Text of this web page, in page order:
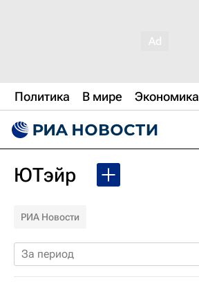
Политика В мире Экономика
ЮТэйр
РИА Новости
За период